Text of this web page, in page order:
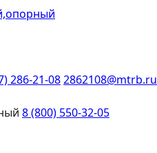
286-21-082862108@mtrb.ru
8 (800) 550-32-05